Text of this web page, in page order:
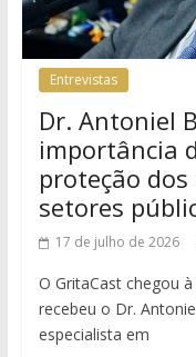
Entrevistas
Dr. Antoniel
importância
proteção
setores
17 de julho de 2026
O GritaCast chegou
recebeu o Dr.
especialista em